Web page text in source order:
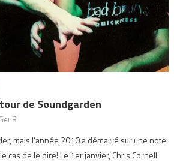
de Soundgarden
mais l’année 2010 a démarré sur une note
cas de le dire! Le 1er janvier, Chris Cornell